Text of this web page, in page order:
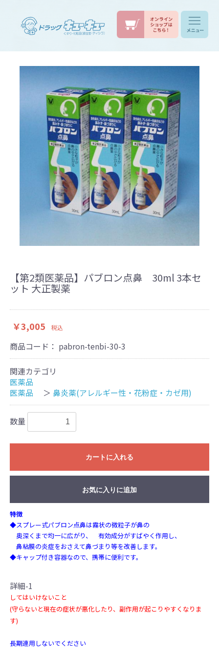
【第2類医薬品】パブロン点鼻 30ml 3本セ
ット 大正製薬
￥3,005 税込
商品コード： pabron-tenbi-30-3
関連カテゴリ
医薬品
医薬品
＞ 鼻炎薬(アレルギー性・花粉症・カゼ用)
数量
カートに入れる
お気に入りに追加
特徴
◆スプレー式パブロン点鼻は霧状の微粒子が鼻の
奥深くまで均一に広がり、 有効成分がすばやく作用し、
鼻粘膜の炎症をおさえて鼻づまり等を改善します。
◆キャップ付き容器なので、携帯に便利です。
詳細-1
してはいけないこと
(守らないと現在の症状が悪化したり、副作用が起こりやすくなりま
す)
長期連用しないでください